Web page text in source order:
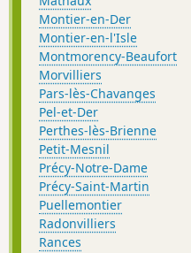
Montier-en-Der
Montier-en-l'Isle
Montmorency-Beaufort
Morvilliers
Pars-lès-Chavanges
Pel-et-Der
Perthes-lès-Brienne
Petit-Mesnil
Précy-Notre-Dame
Précy-Saint-Martin
Puellemontier
Radonvilliers
Rances